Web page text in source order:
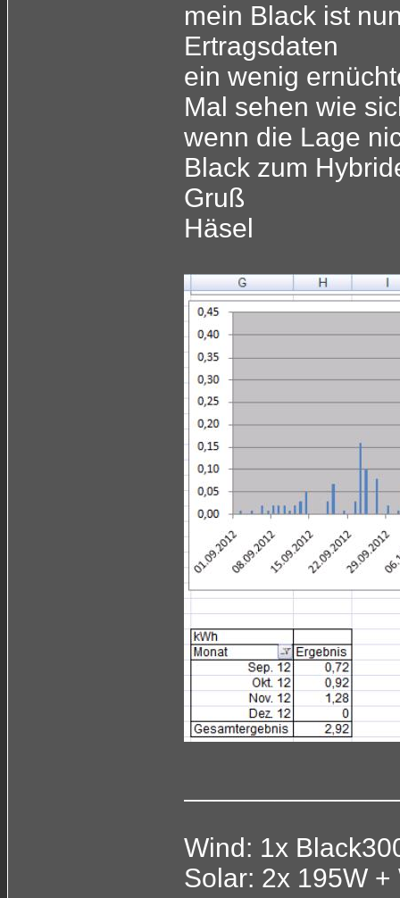
mein Black ist
Ertragsdaten
ein wenig
Mal sehen wie
wenn die Lage
Black zum
Gruß
Häsel
Wind: 1x
Solar: 2x 195W